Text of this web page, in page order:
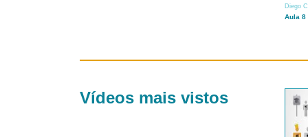
Diego
Aula 8
Vídeos mais vistos